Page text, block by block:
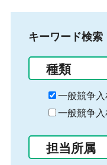
キーワード検索
種類
一般競争入
一般競争入
担当所属